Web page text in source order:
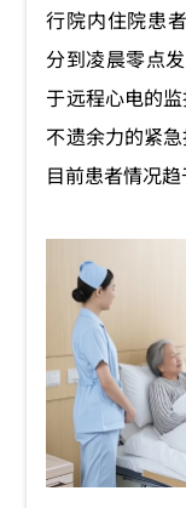
行院内住院患
分到凌晨零点
于远程心电的
不遗余力的紧
目前患者情况趋